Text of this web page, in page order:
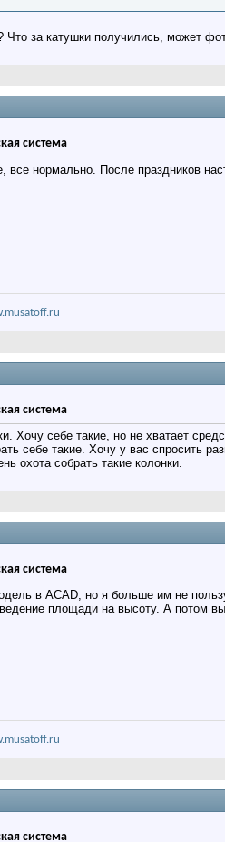
Что за катушки получились, может
система
все нормально. После праздников
система
Хочу себе такие, но не хватает
себе такие. Хочу у вас спросить
охота собрать такие колонки.
система
в ACAD, но я больше им не
площади на высоту. А потом
система